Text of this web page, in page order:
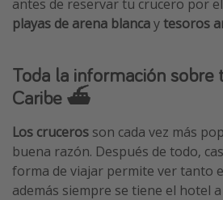
antes de reservar tu crucero por
playas de arena blancaytesoros
Toda la información sobre
Caribe ⛴️​
Los cruceros son cada vez más
buena razón. Después de todo,
forma de viajar permite ver tanto
además siempre se tiene el hotel